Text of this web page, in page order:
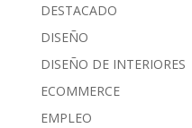
DESTACADO
DISEÑO
DISEÑO DE INTERIORES
ECOMMERCE
EMPLEO